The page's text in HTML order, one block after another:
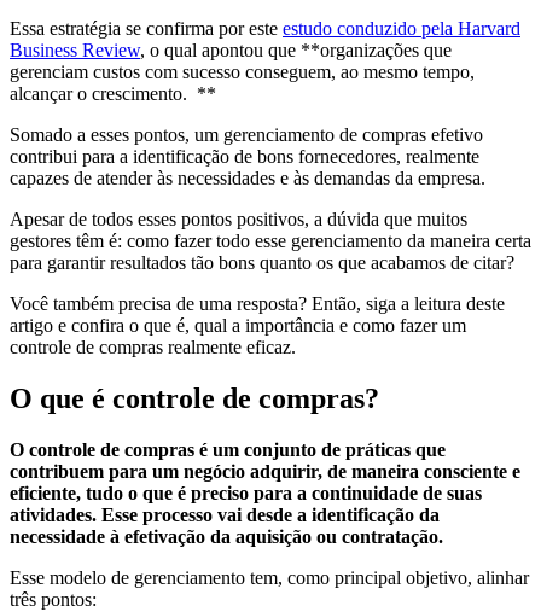
Essa estratégia se confirma por este estudo conduzido pela Harvard
Business Review, o qual apontou que **organizações que
gerenciam custos com sucesso conseguem, ao mesmo tempo,
alcançar o crescimento. **
Somado a esses pontos, um gerenciamento de compras efetivo
contribui para a identificação de bons fornecedores, realmente
capazes de atender às necessidades e às demandas da empresa.
Apesar de todos esses pontos positivos, a dúvida que muitos
gestores têm é: como fazer todo esse gerenciamento da maneira certa
para garantir resultados tão bons quanto os que acabamos de citar?
Você também precisa de uma resposta? Então, siga a leitura deste
artigo e confira o que é, qual a importância e como fazer um
controle de compras realmente eficaz.
O que é controle de compras?
O controle de compras é um conjunto de práticas que
contribuem para um negócio adquirir, de maneira consciente e
eficiente, tudo o que é preciso para a continuidade de suas
atividades. Esse processo vai desde a identificação da
necessidade à efetivação da aquisição ou contratação.
Esse modelo de gerenciamento tem, como principal objetivo, alinhar
três pontos: